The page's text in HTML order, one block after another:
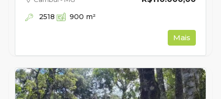
2518 900 m²
Mais